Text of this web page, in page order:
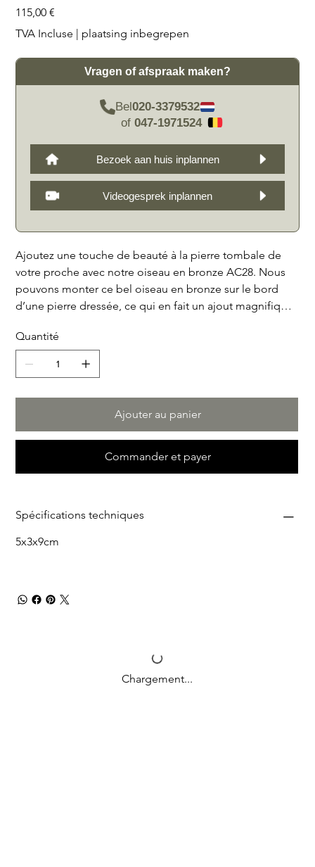
Prix
115,00 €
TVA Incluse
plaatsing inbegrepen
Vragen of afspraak maken?
Bel020-3379532
of 047-1971524
Bezoek aan huis inplannen
Videogesprek inplannen
Ajoutez une touche de beauté à la pierre tombale de
votre proche avec notre oiseau en bronze AC28. Nous
pouvons monter ce bel oiseau en bronze sur le bord
d’une pierre dressée, ce qui en fait un ajout magnifique
présente un design détaillé, lui donnant une apparence
élégante. Le matériau en bronze garantit que l'oiseau
funéraire de votre proche une touche spéciale avec
notre oiseau en bronze AC28.
Quantité
Ajouter au panier
Commander et payer
Spécifications techniques
5x3x9cm
Chargement...